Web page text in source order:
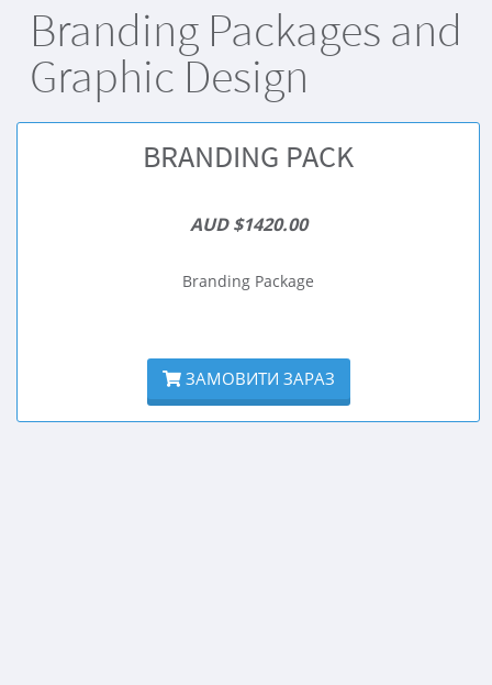
Branding Packages and
Graphic Design
BRANDING PACK
AUD $1420.00
Branding Package
ЗАМОВИТИ ЗАРАЗ